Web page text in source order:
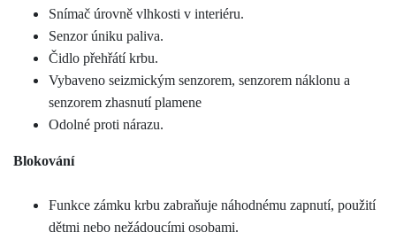
Snímač úrovně vlhkosti v interiéru.
Senzor úniku paliva.
Čidlo přehřátí krbu.
Vybaveno seizmickým senzorem, senzorem náklonu a
senzorem zhasnutí plamene
Odolné proti nárazu.
Blokování
Funkce zámku krbu zabraňuje náhodnému zapnutí, použití
dětmi nebo nežádoucími osobami.